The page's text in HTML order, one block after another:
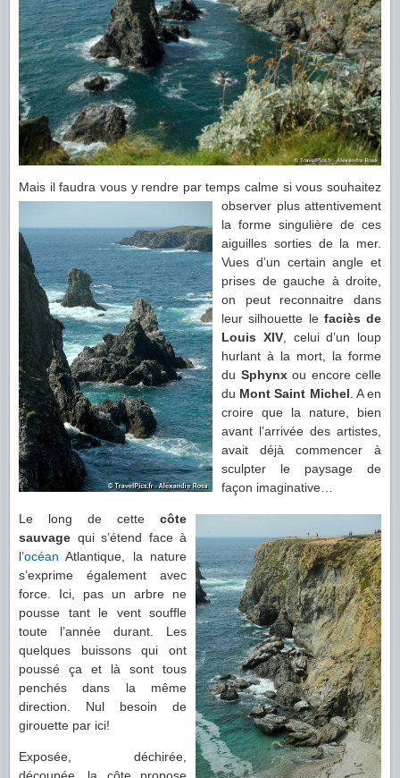
Mais il faudra vous y rendre par temps calme si vous souhaitez
observer plus attentivement
la forme singulière de ces
aiguilles sorties de la mer.
Vues d’un certain angle et
prises de gauche à droite,
on peut reconnaitre dans
leur silhouette le faciès de
Louis XIV, celui d’un loup
hurlant à la mort, la forme
du Sphynxou encore celle
du Mont Saint Michel . A en
croire que la nature, bien
avant l’arrivée des artistes,
avait déjà commencer à
sculpter le paysage de
façon imaginative…
Le long de cette côte
sauvage qui s’étend face à
l’océan Atlantique, la nature
s’exprime également avec
force. Ici, pas un arbre ne
pousse tant le vent souffle
toute l’année durant. Les
quelques buissons qui ont
poussé ça et là sont tous
penchés dans la même
direction. Nul besoin de
girouette par ici!
Exposée, déchirée,